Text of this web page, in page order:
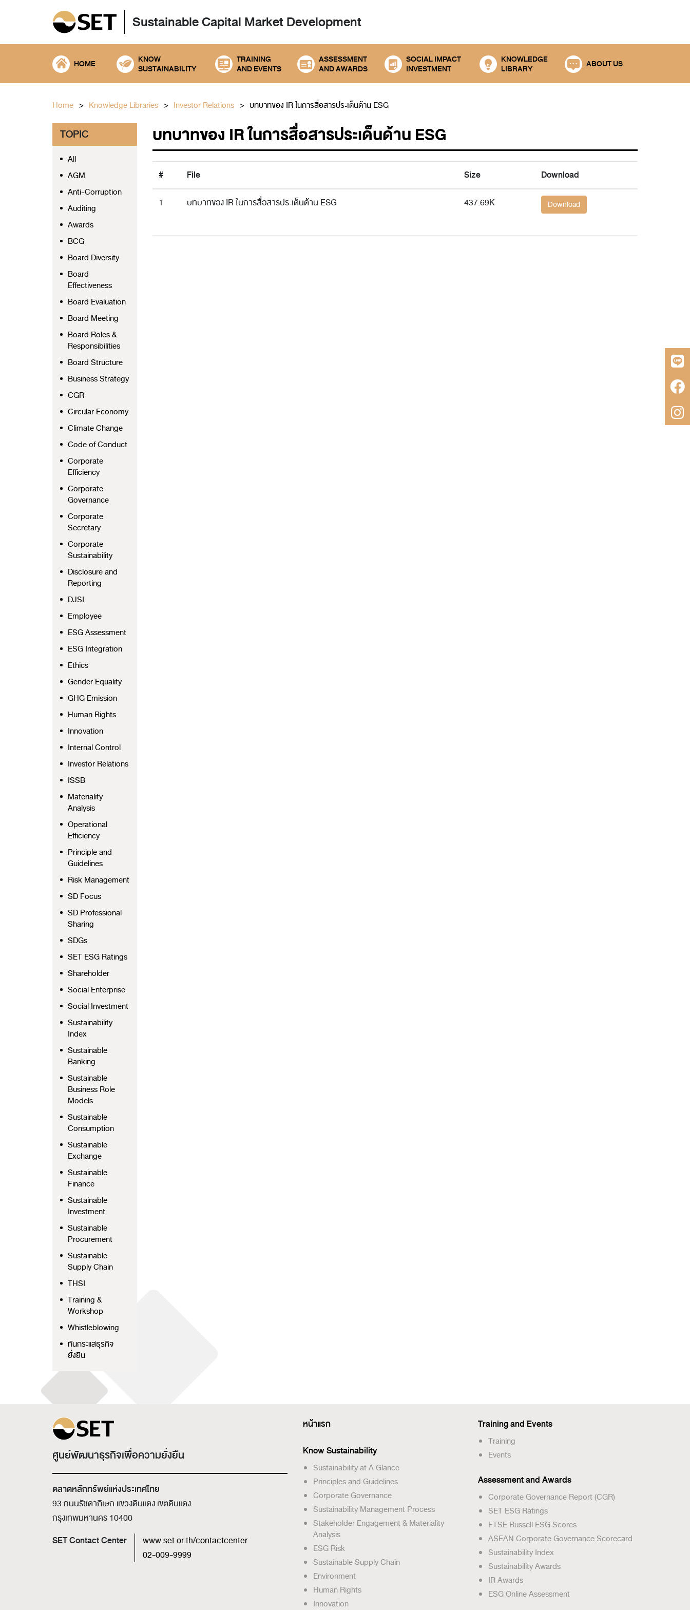
Sustainable Capital Market Development
HOME
KNOW
SUSTAINABILITY
TRAINING
AND EVENTS
ASSESSMENT
AND AWARDS
SOCIAL IMPACT
INVESTMENT
KNOWLEDGE
LIBRARY
ABOUT US
Home Knowledge Libraries Investor Relations บทบาทของ IR ในการสื่อสารประเด็นด้าน ESG
TOPIC
All
AGM
Anti-Corruption
Auditing
Awards
BCG
Board Diversity
Board
Effectiveness
Board Evaluation
Board Meeting
Board Roles &
Responsibilities
Board Structure
Business Strategy
CGR
Circular Economy
Climate Change
Code of Conduct
Corporate
Efficiency
Corporate
Governance
Corporate
Secretary
Corporate
Sustainability
Disclosure and
Reporting
DJSI
Employee
ESG Assessment
ESG Integration
Ethics
Gender Equality
GHG Emission
Human Rights
Innovation
Internal Control
Investor Relations
ISSB
Materiality
Analysis
Operational
Efficiency
Principle and
Guidelines
Risk Management
SD Focus
SD Professional
Sharing
SDGs
SET ESG Ratings
Shareholder
Social Enterprise
Social Investment
Sustainability
Index
Sustainable
Banking
Sustainable
Business Role
Models
Sustainable
Consumption
Sustainable
Exchange
Sustainable
Finance
Sustainable
Investment
Sustainable
Procurement
Sustainable
Supply Chain
THSI
Training &
Workshop
Whistleblowing
ทันกระแสธุรกิจ
ยั่งยืน
บทบาทของ IR ในการสื่อสารประเด็นด้าน ESG
# File Size Download
1 บทบาทของ IR ในการสื่อสารประเด็นด้าน ESG 437.69K Download
ศูนย์พัฒนาธุรกิจเพื่อความยั่งยืน
ตลาดหลักทรัพย์แห่งประเทศไทย
93 ถนนรัชดาภิเษก แขวงดินแดง เขตดินแดง
กรุงเทพมหานคร 10400
SET Contact Center
www.set.or.th/contactcenter
02-009-9999
หน้าแรก
Know Sustainability
Sustainability at A Glance
Principles and Guidelines
Corporate Governance
Sustainability Management Process
Stakeholder Engagement & Materiality
Analysis
ESG Risk
Sustainable Supply Chain
Environment
Human Rights
Innovation
Training and Events
Training
Events
Assessment and Awards
Corporate Governance Report (CGR)
SET ESG Ratings
FTSE Russell ESG Scores
ASEAN Corporate Governance Scorecard
Sustainability Index
Sustainability Awards
IR Awards
ESG Online Assessment